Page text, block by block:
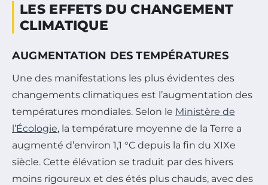
LES EFFETS DU CHANGEMENT
CLIMATIQUE
AUGMENTATION DES TEMPÉRATURES
Une des manifestations les plus évidentes des
changements climatiques est l’augmentation des
températures mondiales. Selon le Ministère de
l’Écologie, la température moyenne de la Terre a
augmenté d’environ 1,1 °C depuis la fin du XIXe
siècle. Cette élévation se traduit par des hivers
moins rigoureux et des étés plus chauds, avec des